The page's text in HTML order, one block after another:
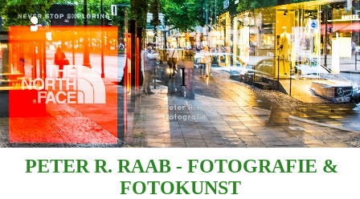
l
PETER R. RAAB - FOTOGRAFIE &
FOTOKUNST